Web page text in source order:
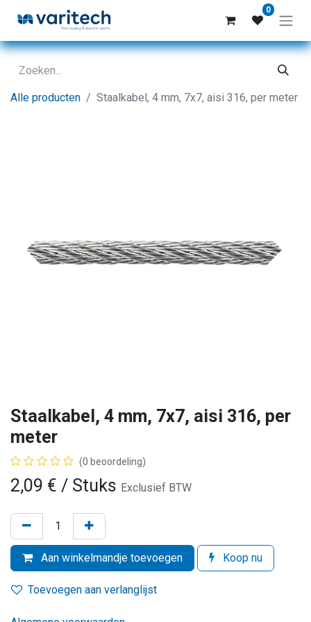
0
Alle producten Staalkabel, 4 mm, 7x7, aisi 316, per meter
Staalkabel, 4 mm, 7x7, aisi 316, per
meter
(0 beoordeling)
2,09 € / Stuks Exclusief BTW
Aan winkelmandje toevoegen Koop nu
Toevoegen aan verlanglijst